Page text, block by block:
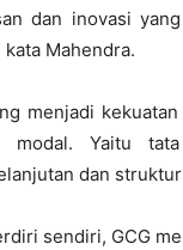
dan inovasi
Mahendra.
menjadi
modal. Yaitu
dan
sendiri, GCG